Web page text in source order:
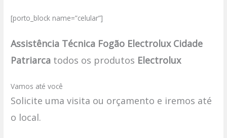
[porto_block name=”celular”]
Assistência Técnica Fogão Electrolux Cidade
Patriarca todos os produtos Electrolux
Vamos até você
Solicite uma visita ou orçamento e iremos até
o local.